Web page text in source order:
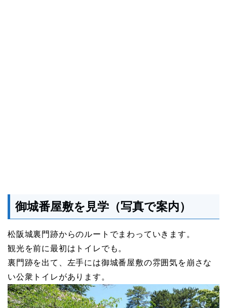
御城番屋敷を見学（写真で案内）
松阪城裏門跡からのルートでまわっていきます。
観光を前に最初はトイレでも。
裏門跡を出て、左手には御城番屋敷の雰囲気を崩さな
い公衆トイレがあります。